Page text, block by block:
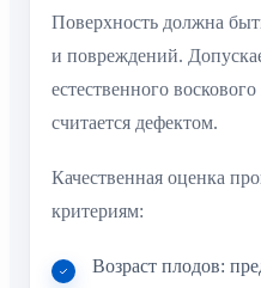
Поверхность должна
и повреждений.
естественного
считается дефектом.
Качественная оценка
критериям:
Возраст плодов: